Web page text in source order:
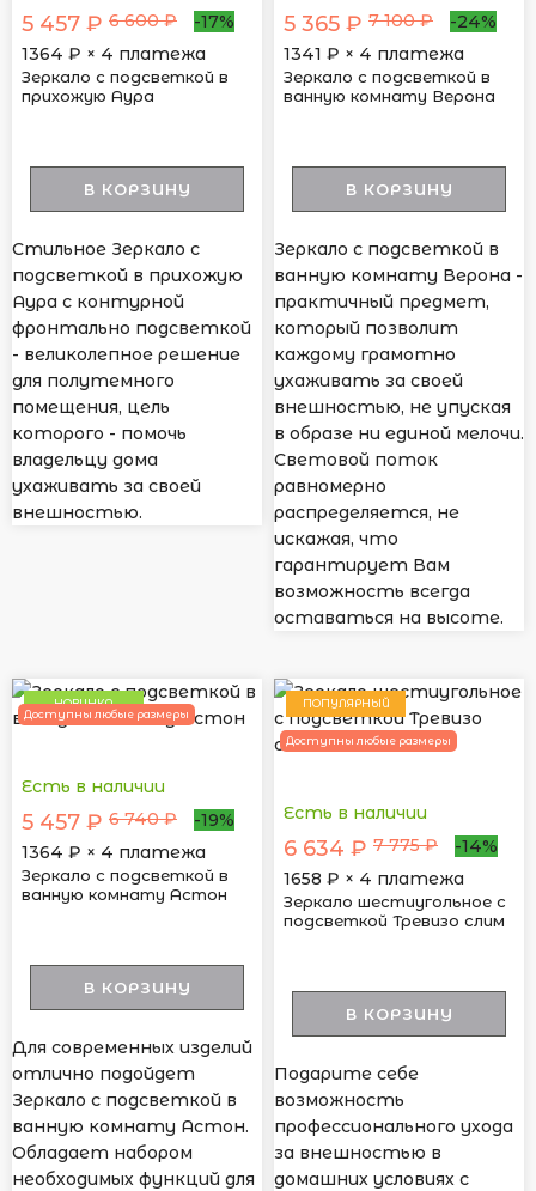
5 457 ₽ 6 600 ₽
-17%
1364 ₽ × 4 платежа
Зеркало с подсветкой в
прихожую Аура
В КОРЗИНУ
Стильное Зеркало с
подсветкой в прихожую
Аура с контурной
фронтально подсветкой
- великолепное решение
для полутемного
помещения, цель
которого - помочь
владельцу дома
ухаживать за своей
внешностью.
5 365 ₽ 7 100 ₽
-24%
1341 ₽ × 4 платежа
Зеркало с подсветкой в
ванную комнату Верона
В КОРЗИНУ
Зеркало с подсветкой в
ванную комнату Верона -
практичный предмет,
который позволит
каждому грамотно
ухаживать за своей
внешностью, не упуская
в образе ни единой мелочи.
Световой поток
равномерно
распределяется, не
искажая, что
гарантирует Вам
возможность всегда
оставаться на высоте.
НОВИНКА
Доступны любые размеры
Есть в наличии
5 457 ₽ 6 740 ₽
-19%
1364 ₽ × 4 платежа
Зеркало с подсветкой в
ванную комнату Астон
В КОРЗИНУ
Для современных изделий
отлично подойдет
Зеркало с подсветкой в
ванную комнату Астон.
Обладает набором
необходимых функций для
ПОПУЛЯРНЫЙ
Доступны любые размеры
Есть в наличии
6 634 ₽ 7 775 ₽
-14%
1658 ₽ × 4 платежа
Зеркало шестиугольное с
подсветкой Тревизо слим
В КОРЗИНУ
Подарите себе
возможность
профессионального ухода
за внешностью в
домашних условиях с